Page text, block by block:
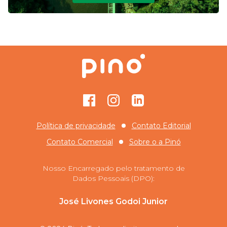
FacebookInstagramGitHub
Política de privacidade
Contato Editorial
Contato Comercial
Sobre o a Pinó
Nosso Encarregado pelo tratamento de
Dados Pessoais (DPO):
José Livones Godoi Junior